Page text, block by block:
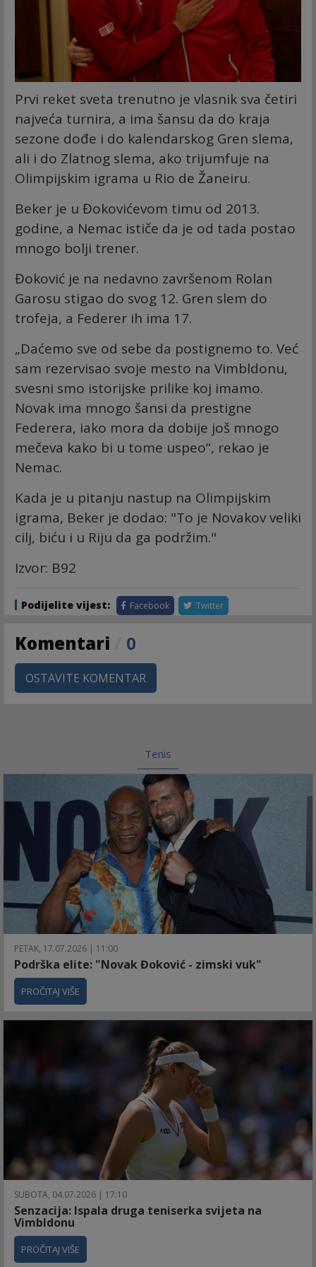
Prvi reket sveta trenutno je vlasnik sva četiri
najveća turnira, a ima šansu da do kraja
sezone dođe i do kalendarskog Gren slema,
ali i do Zlatnog slema, ako trijumfuje na
Olimpijskim igrama u Rio de Žaneiru.
Beker je u Đokovićevom timu od 2013.
godine, a Nemac ističe da je od tada postao
mnogo bolji trener.
Đoković je na nedavno završenom Rolan
Garosu stigao do svog 12. Gren slem do
trofeja, a Federer ih ima 17.
„Daćemo sve od sebe da postignemo to. Već
sam rezervisao svoje mesto na Vimbldonu,
svesni smo istorijske prilike koj imamo.
Novak ima mnogo šansi da prestigne
Federera, iako mora da dobije još mnogo
mečeva kako bi u tome uspeo“, rekao je
Nemac.
Kada je u pitanju nastup na Olimpijskim
igrama, Beker je dodao: "To je Novakov veliki
cilj, biću i u Riju da ga podržim."
Izvor: B92
Podijelite vijest: Facebook Twitter
Komentari 0
OSTAVITE KOMENTAR
Tenis
PETAK, 17.07.2026 | 11:00
Podrška elite: "Novak Đoković - zimski vuk"
PROČITAJ VIŠE
SUBOTA, 04.07.2026 | 17:10
Senzacija: Ispala druga teniserka svijeta na
Vimbldonu
PROČITAJ VIŠE